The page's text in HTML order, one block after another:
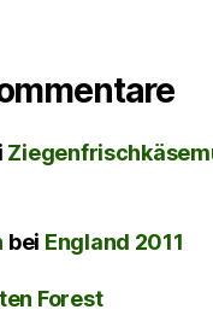
bei England 2011
Forest